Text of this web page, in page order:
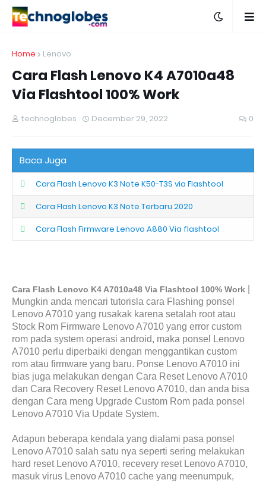
Home Lenovo
Cara Flash Lenovo K4 A7010a48
Via Flashtool 100% Work
technoglobes December 29, 2022 0
Baca Juga
Cara Flash Lenovo K3 Note K50-T3S via Flashtool
Cara Flash Lenovo K3 Note Terbaru 2020
Cara Flash Firmware Lenovo A880 Via flashtool
Cara Flash Lenovo K4 A7010a48 Via Flashtool 100% Work
Mungkin anda mencari tutorisla cara Flashing ponsel
Lenovo A7010 yang rusakak karena setalah root atau
Stock Rom Firmware Lenovo A7010 yang error custom
rom pada system operasi android, maka ponsel Lenovo
A7010 perlu diperbaiki dengan menggantikan custom
rom atau firmware yang baru. Ponse Lenovo A7010 ini
bias juga melakukan dengan Cara Reset Lenovo A7010
dan Cara Recovery Reset Lenovo A7010, dan anda bisa
dengan Cara meng Upgrade Custom Rom pada ponsel
Lenovo A7010 Via Update System.
Adapun beberapa kendala yang dialami pasa ponsel
Lenovo A7010 salah satu nya seperti sering melakukan
hard reset Lenovo A7010, recevery reset Lenovo A7010,
masuk virus Lenovo A7010 cache yang meenumpuk,